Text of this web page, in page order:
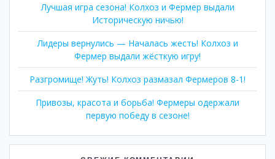
Лучшая игра сезона! Колхоз и Фермер выдали
Историческую ничью!
Лидеры вернулись — Началась жесть! Колхоз и
Фермер выдали жëсткую игру!
Разгромище! Жуть! Колхоз размазал Фермеров 8-1!
Привозы, красота и борьба! Фермеры одержали
первую победу в сезоне!